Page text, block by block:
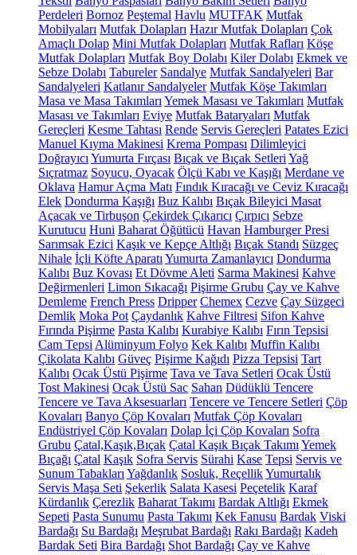
Perdeleri Bornoz Peştemal Havlu MUTFAK Mutfak
Mobilyaları Mutfak Dolapları Hazır Mutfak Dolapları Çok
Amaçlı Dolap Mini Mutfak Dolapları Mutfak Rafları Köşe
Mutfak Dolapları Mutfak Boy Dolabı Kiler Dolabı Ekmek ve
Sebze Dolabı Tabureler Sandalye Mutfak Sandalyeleri Bar
Sandalyeleri Katlanır Sandalyeler Mutfak Köşe Takımları
Masa ve Masa Takımları Yemek Masası ve Takımları Mutfak
Masası ve Takımları Eviye Mutfak Bataryaları Mutfak
Gereçleri Kesme Tahtası Rende Servis Gereçleri Patates Ezici
Manuel Kıyma Makinesi Krema Pompası Dilimleyici
Doğrayıcı Yumurta Fırçası Bıçak ve Bıçak Setleri Yağ
Sıçratmaz Soyucu, Oyacak Ölçü Kabı ve Kaşığı Merdane ve
Oklava Hamur Açma Matı Fındık Kıracağı ve Ceviz Kıracağı
Elek Dondurma Kaşığı Buz Kalıbı Bıçak Bileyici Masat
Açacak ve Tirbuşon Çekirdek Çıkarıcı Çırpıcı Sebze
Kurutucu Huni Baharat Öğütücü Havan Hamburger Presi
Sarımsak Ezici Kaşık ve Kepçe Altlığı Bıçak Standı Süzgeç
Nihale İçli Köfte Aparatı Yumurta Zamanlayıcı Dondurma
Kalıbı Buz Kovası Et Dövme Aleti Sarma Makinesi Kahve
Değirmenleri Limon Sıkacağı Pişirme Grubu Çay ve Kahve
Demleme French Press Dripper Chemex Cezve Çay Süzgeci
Demlik Moka Pot Çaydanlık Kahve Filtresi Sifon Kahve
Fırında Pişirme Pasta Kalıbı Kurabiye Kalıbı Fırın Tepsisi
Cam Tepsi Alüminyum Folyo Kek Kalıbı Muffin Kalıbı
Çikolata Kalıbı Güveç Pişirme Kağıdı Pizza Tepsisi Tart
Kalıbı Ocak Üstü Pişirme Tava ve Tava Setleri Ocak Üstü
Tost Makinesi Ocak Üstü Sac Sahan Düdüklü Tencere
Tencere ve Tava Aksesuarları Tencere ve Tencere Setleri Çöp
Kovaları Banyo Çöp Kovaları Mutfak Çöp Kovaları
Endüstriyel Çöp Kovaları Dolap İçi Çöp Kovaları Sofra
Grubu Çatal,Kaşık,Bıçak Çatal Kaşık Bıçak Takımı Yemek
Bıçağı Çatal Kaşık Sofra Servis Sürahi Kase Tepsi Servis ve
Sunum Tabakları Yağdanlık Sosluk, ReçellikYumurtalık
Servis Maşa Seti Şekerlik Salata Kasesi Peçetelik Karaf
Kürdanlık Çerezlik Baharat Takımı Bardak Altlığı Ekmek
Sepeti Pasta Sunumu Pasta Takımı Kek Fanusu Bardak Viski
Bardağı Su Bardağı Meşrubat Bardağı Rakı Bardağı Kadeh
Bardak Seti Bira Bardağı Shot Bardağı Çay ve Kahve